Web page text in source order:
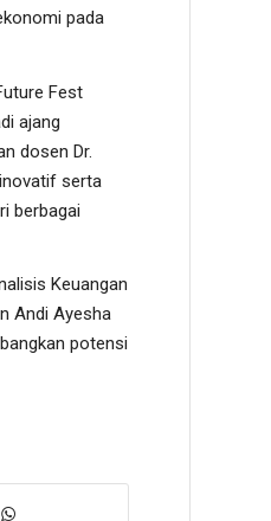
pada
Fest
ajang
dosen Dr.
serta
berbagai
Keuangan
Andi Ayesha
potensi